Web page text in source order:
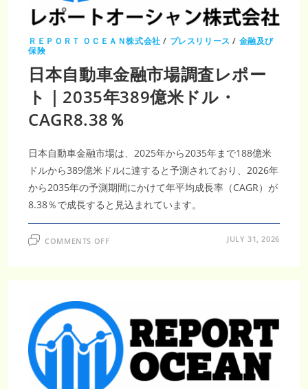
ＲＥＰＯＲＴ ＯＣＥＡＮ株式会社 / プレスリリース / 金融及び
保険
日本自動車金融市場調査レポー
ト｜2035年389億米ドル・
CAGR8.38％
日本自動車金融市場は、2025年から2035年まで188億米
ドルから389億米ドルに達すると予測されており、2026年
から2035年の予測期間にかけて年平均成長率（CAGR）が
8.38％で成長すると見込まれています。
COMMENTS OFFON
場
調
査
レ
ポ
ー
ト
｜
JULY 31, 2026